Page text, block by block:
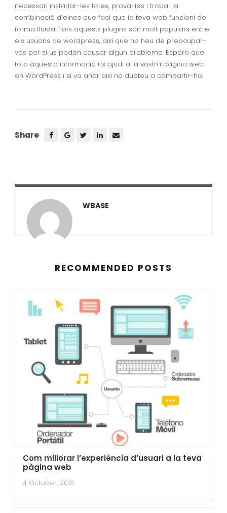
necessari instal·lar-les totes, prova-les i troba la
combinació d’eines que faci que la teva web funcioni de
forma fluïda. Tots aquests plugins són molt populars entre
els usuaris de wordpress, així que no heu de preocupar-
vos per si us poden causar algun problema. Espero que
tota aquesta informació us ajudi a la vostra pàgina web
en WordPress i si va anar així no dubteu a compartir-ho.
Share
WBASE
RECOMMENDED POSTS
Com millorar l’experiència d’usuari a la teva
pàgina web
4 October, 2018